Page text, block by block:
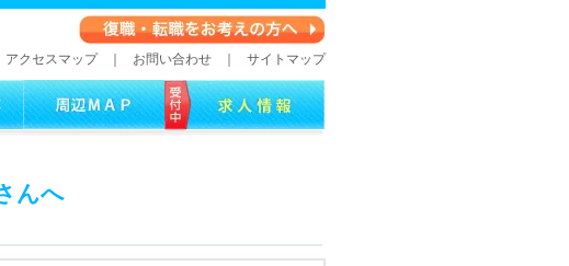
アクセスマップ お問い合わせ サイトマップ
んへ